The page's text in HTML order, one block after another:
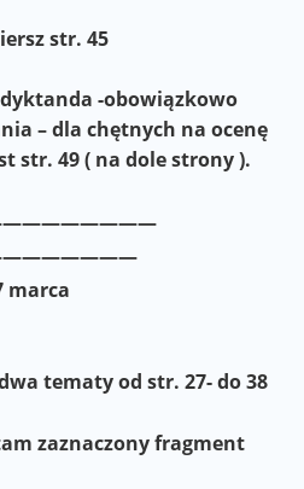
str. 45
-obowiązkowo
– dla chętnych na ocenę
str. 49 ( na dole strony ).
marca
tematy od str. 27- do 38
zaznaczony fragment